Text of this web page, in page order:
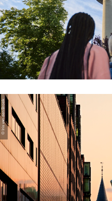
© Iris van den Broek